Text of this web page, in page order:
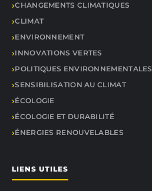
CHANGEMENTS CLIMATIQUES
CLIMAT
ENVIRONNEMENT
INNOVATIONS VERTES
POLITIQUES ENVIRONNEMENTALES
SENSIBILISATION AU CLIMAT
ÉCOLOGIE
ÉCOLOGIE ET DURABILITÉ
ÉNERGIES RENOUVELABLES
LIENS UTILES